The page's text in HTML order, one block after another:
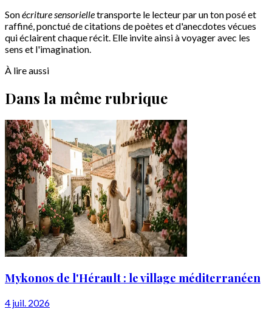
Sonécriture sensorielletransporte le lecteur par un ton posé et
raffiné, ponctué de citations de poètes et d'anecdotes vécues
qui éclairent chaque récit. Elle invite ainsi à voyager avec les
sens et l'imagination.
À lire aussi
Dans la même rubrique
Mykonos de l'Hérault : le village méditerranéen
4 juil. 2026